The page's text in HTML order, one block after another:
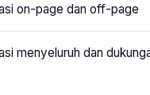
on-page dan off-page
menyeluruh dan